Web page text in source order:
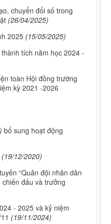
chuyển đổi số trong
(26/04/2025)
2025 (15/05/2025)
tích năm học 2024 -
toàn Hội đồng trường
kỳ 2021 -2026
bổ sung hoạt động
(19/12/2020)
“Quân đội nhân dân
đấu và trưởng
- 2025 và kỷ niệm
(19/11/2024)